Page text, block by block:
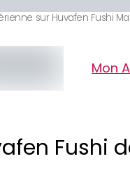
sur Huvafen Fushi
Mon
Fushi